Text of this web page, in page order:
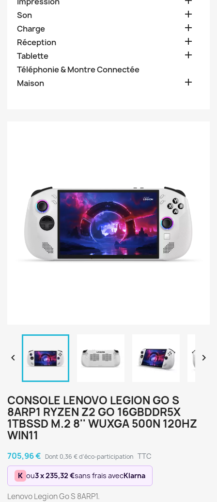
Son 
Charge 
Réception 
Tablette 
Téléphonie & Montre Connectée
Maison

 
CONSOLE LENOVO LEGION GO S
8ARP1 RYZEN Z2 GO 16GBDDR5X
1TBSSD M.2 8'' WUXGA 500N 120HZ
WIN11
705,96 € Dont 0,36 € d'éco-participation TTC
K ou3 x 235,32 €sans frais avecKlarna
Lenovo Legion Go S 8ARP1.